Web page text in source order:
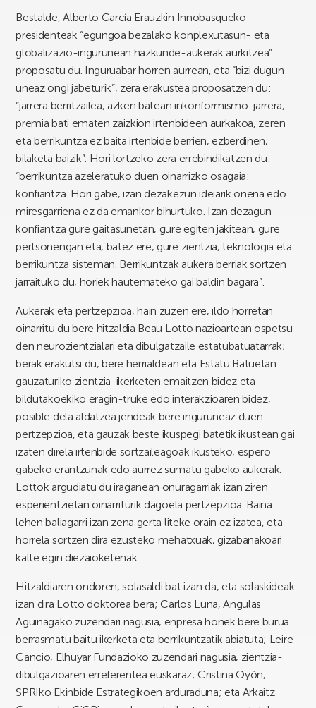
Bestalde, Alberto García Erauzkin Innobasqueko
presidenteak “egungoa bezalako konplexutasun- eta
globalizazio-ingurunean hazkunde-aukerak aurkitzea”
proposatu du. Inguruabar horren aurrean, eta “bizi dugun
uneaz ongi jabeturik”, zera erakustea proposatzen du:
“jarrera berritzailea, azken batean inkonformismo-jarrera,
premia bati ematen zaizkion irtenbideen aurkakoa, zeren
eta berrikuntza ez baita irtenbide berrien, ezberdinen,
bilaketa baizik”. Hori lortzeko zera errebindikatzen du:
“berrikuntza azeleratuko duen oinarrizko osagaia:
konfiantza. Hori gabe, izan dezakezun ideiarik onena edo
miresgarriena ez da emankor bihurtuko. Izan dezagun
konfiantza gure gaitasunetan, gure egiten jakitean, gure
pertsonengan eta, batez ere, gure zientzia, teknologia eta
berrikuntza sisteman. Berrikuntzak aukera berriak sortzen
jarraituko du, horiek hautemateko gai baldin bagara”.
Aukerak eta pertzepzioa, hain zuzen ere, ildo horretan
oinarritu du bere hitzaldia Beau Lotto nazioartean ospetsu
den neurozientzialari eta dibulgatzaile estatubatuatarrak;
berak erakutsi du, bere herrialdean eta Estatu Batuetan
gauzaturiko zientzia-ikerketen emaitzen bidez eta
bildutakoekiko eragin-truke edo interakzioaren bidez,
posible dela aldatzea jendeak bere inguruneaz duen
pertzepzioa, eta gauzak beste ikuspegi batetik ikustean gai
izaten direla irtenbide sortzaileagoak ikusteko, espero
gabeko erantzunak edo aurrez sumatu gabeko aukerak.
Lottok argudiatu du iraganean onuragarriak izan ziren
esperientzietan oinarriturik dagoela pertzepzioa. Baina
lehen baliagarri izan zena gerta liteke orain ez izatea, eta
horrela sortzen dira ezusteko mehatxuak, gizabanakoari
kalte egin diezaioketenak.
Hitzaldiaren ondoren, solasaldi bat izan da, eta solaskideak
izan dira Lotto doktorea bera; Carlos Luna, Angulas
Aguinagako zuzendari nagusia, enpresa honek bere burua
berrasmatu baitu ikerketa eta berrikuntzatik abiatuta; Leire
Cancio, Elhuyar Fundazioko zuzendari nagusia, zientzia-
dibulgazioaren erreferentea euskaraz; Cristina Oyón,
SPRIko Ekinbide Estrategikoen arduraduna; eta Arkaitz